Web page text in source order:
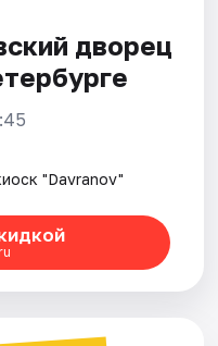
дворец
"Davranov"